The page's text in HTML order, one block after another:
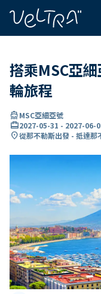
搭乘MSC亞
輪旅程
directions_boatMSC亞細亞號
card_travel2027-05-31 - 2027-06-
location_on從那不勒斯出發 - 抵達那